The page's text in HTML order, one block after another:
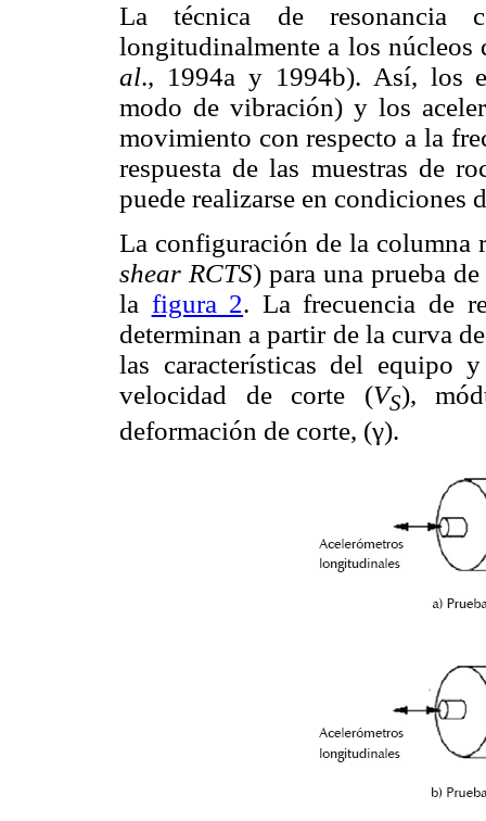
La técnica de resonancia
longitudinalmente a los
al., 1994a y 1994b). Así, los
modo de vibración) y los
movimiento con respecto a la
respuesta de las muestras de
puede realizarse en
La configuración de la columna
shear RCTS) para una prueba
la figura 2. La frecuencia de
determinan a partir de la curva
las características del equipo
velocidad de corte (VS),
deformación de corte, (γ).